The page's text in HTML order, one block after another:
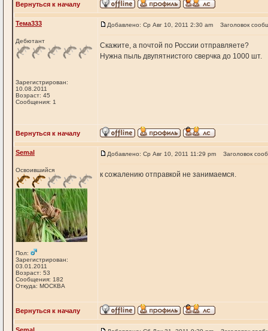
Вернуться к началу
Тема333
Дебютант
Зарегистрирован:
10.08.2011
Возраст: 45
Сообщения: 1
Добавлено: Ср Авг 10, 2011 2:30 am Заголовок
Скажите, а почтой по России отправляете?
Нужна пыль двупятнистого сверчка до 1000 шт.
Вернуться к началу
Semal
Освоившийся
Пол:
Зарегистрирован:
03.01.2011
Возраст: 53
Сообщения: 182
Откуда: МОСКВА
Добавлено: Ср Авг 10, 2011 11:29 pm Заголовок
к сожалению отправкой не занимаемся.
Вернуться к началу